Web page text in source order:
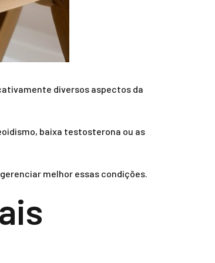
diversos aspectos da
baixa testosterona ou as
melhor essas condições.